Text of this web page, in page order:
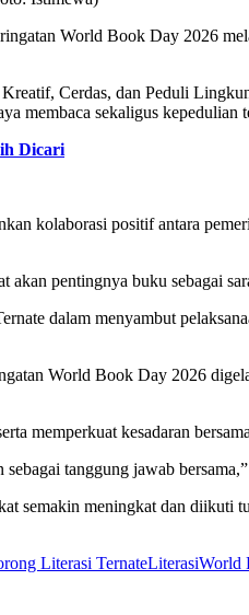
World Book Day 2026
Cerdas, dan Peduli
membaca sekaligus
Dicari
kolaborasi positif antara
pentingnya buku sebagai
dalam menyambut
World Book Day 2026
memperkuat kesadaran
tanggung jawab
meningkat dan diikuti
Literasi TernateLiterasiWorld